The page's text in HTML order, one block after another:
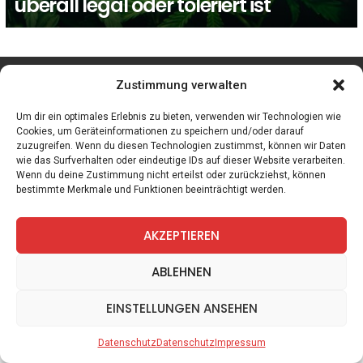
Zustimmung verwalten
Um dir ein optimales Erlebnis zu bieten, verwenden wir Technologien wie
Cookies, um Geräteinformationen zu speichern und/oder darauf
zuzugreifen. Wenn du diesen Technologien zustimmst, können wir Daten
wie das Surfverhalten oder eindeutige IDs auf dieser Website verarbeiten.
Wenn du deine Zustimmung nicht erteilst oder zurückziehst, können
bestimmte Merkmale und Funktionen beeinträchtigt werden.
AKZEPTIEREN
ABLEHNEN
EINSTELLUNGEN ANSEHEN
DatenschutzDatenschutzImpressum
facebook instagram
Spiele Zitate Kontakt Datenschutz Impressum